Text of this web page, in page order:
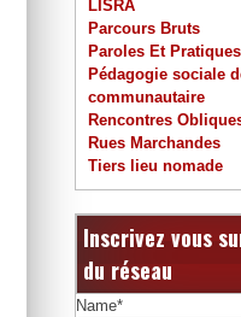
LISRA
Parcours Bruts
Paroles Et
Pédagogie sociale
communautaire
Rencontres
Rues Marchandes
Tiers lieu nomade
Inscrivez vous
du réseau
Name*